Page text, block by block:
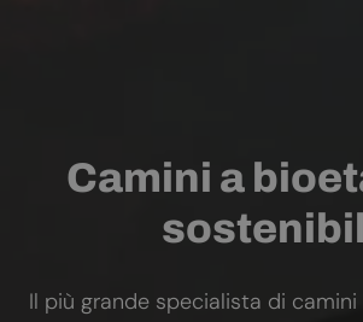
Camini a
Il più grande specialista di